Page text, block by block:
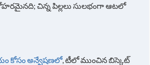
చిన్న పిల్లలు సులభంగా ఆటలో
కోసం అన్వేషణలో, టీలో ముంచిన బిస్కెట్